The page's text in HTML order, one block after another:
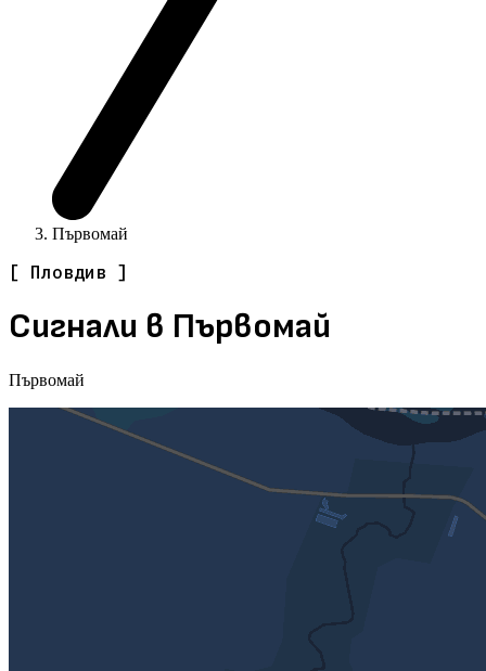
Първомай
[ Пловдив ]
Сигнали в Първомай
Първомай